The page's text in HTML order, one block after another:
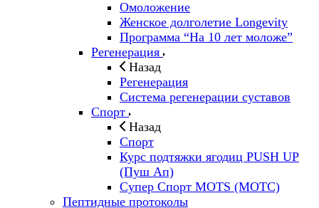
Омоложение
Женское долголетие Longevity
Программа “На 10 лет моложе”
Регенерация
Назад
Регенерация
Система регенерации суставов
Спорт
Назад
Спорт
Курс подтяжки ягодиц PUSH UP
(Пуш Ап)
Супер Спорт MOTS (МОТС)
Пептидные протоколы